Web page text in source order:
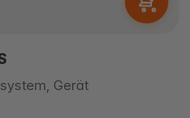
Gerät